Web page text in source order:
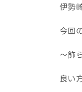
伊勢
今回
～飾
良い